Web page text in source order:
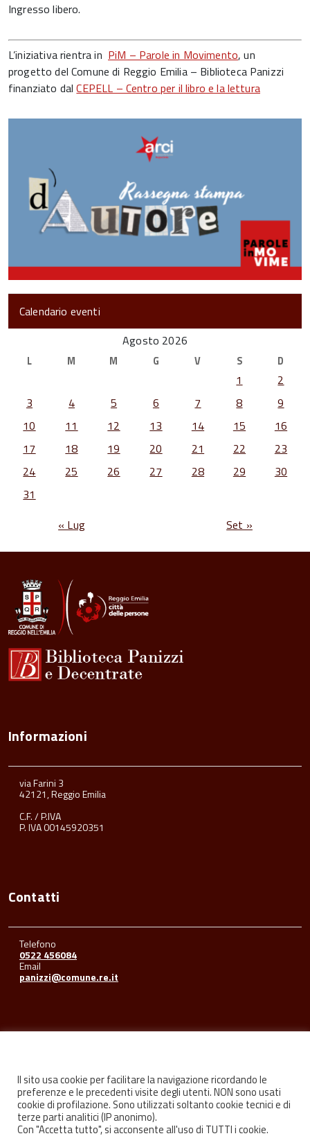
Ingresso libero.
L’iniziativa rientra in PiM – Parole in Movimento, un
progetto del Comune di Reggio Emilia – Biblioteca Panizzi
finanziato dalCEPELL – Centro per il libro e la lettura
Calendario eventi
Agosto 2026
L M M G V S D
1
2
3
4 5 6 7 8
9
10
11 12 13 14 15
16
17
18 19 20 21 22
23
24
25 26 27 28 29
30
31
« Lug
Set »
Informazioni
via Farini 3
42121, Reggio Emilia
C.F. / P.IVA
P. IVA 00145920351
Contatti
Telefono
0522 456084
Email
panizzi@comune.re.it
FacebookYoutubeInstagram
Il sito usa cookie per facilitare la navigazione ricordando le
preferenze e le precedenti visite degli utenti. NON sono usati
cookie di profilazione. Sono utilizzati soltanto cookie tecnici e di
terze parti analitici (IP anonimo).
Con "Accetta tutto", si acconsente all'uso di TUTTI i cookie.